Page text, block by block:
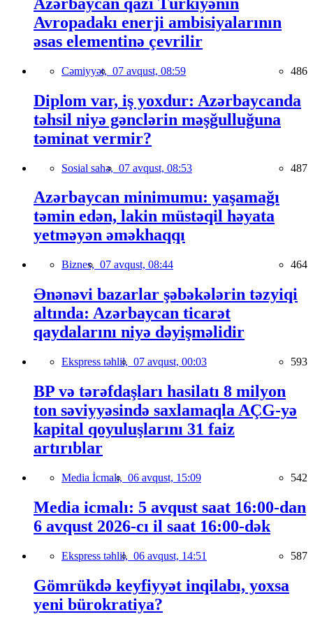
Avropadakı enerji ambisiyalarının
əsas elementinə çevrilir
Cəmiyyət, 07 avqust, 08:59 486
Diplom var, iş yoxdur: Azərbaycanda
təhsil niyə gənclərin məşğulluğuna
təminat vermir?
Sosial sahə, 07 avqust, 08:53 487
Azərbaycan minimumu: yaşamağı
təmin edən, lakin müstəqil həyata
yetməyən əməkhaqqı
Biznes, 07 avqust, 08:44 464
Ənənəvi bazarlar şəbəkələrin təzyiqi
altında: Azərbaycan ticarət
qaydalarını niyə dəyişməlidir
Ekspress təhlil, 07 avqust, 00:03 593
BP və tərəfdaşları hasilatı 8 milyon
ton səviyyəsində saxlamaqla AÇG-yə
kapital qoyuluşlarını 31 faiz
artırıblar
Media İcmalı, 06 avqust, 15:09 542
Media icmalı: 5 avqust saat 16:00-dan
6 avqust 2026-cı il saat 16:00-dək
Ekspress təhlil, 06 avqust, 14:51 587
Gömrükdə keyfiyyət inqilabı, yoxsa
yeni bürokratiya?